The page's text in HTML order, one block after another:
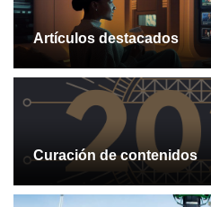
Artículos destacados
Curación de contenidos